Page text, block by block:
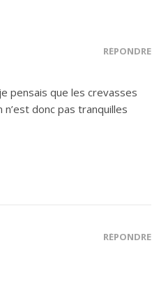
RÉPONDRE
pensais que les crevasses
donc pas tranquilles
RÉPONDRE